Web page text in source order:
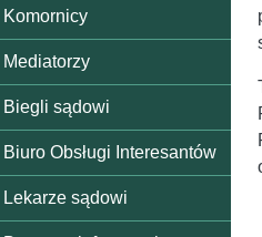
Komornicy
Mediatorzy
Biegli sądowi
Biuro Obsługi Interesantów
Lekarze sądowi